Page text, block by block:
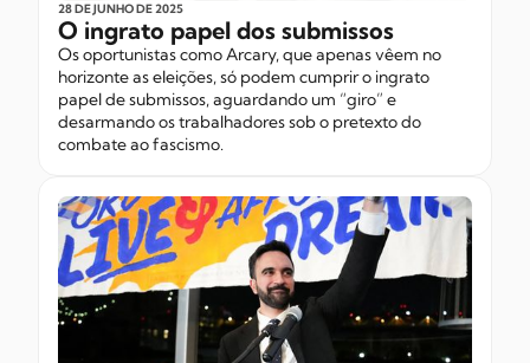
28 DE JUNHODE 2025
O ingrato papel dos submissos
Os oportunistas como Arcary, que apenas vêem no
horizonte as eleições, só podem cumprir o ingrato
papel de submissos, aguardando um “giro” e
desarmando os trabalhadores sob o pretexto do
combate ao fascismo.